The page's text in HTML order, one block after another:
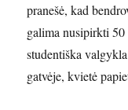
pranešė, kad
galima nusipirkti 50
studentiška
gatvėje, kvietė